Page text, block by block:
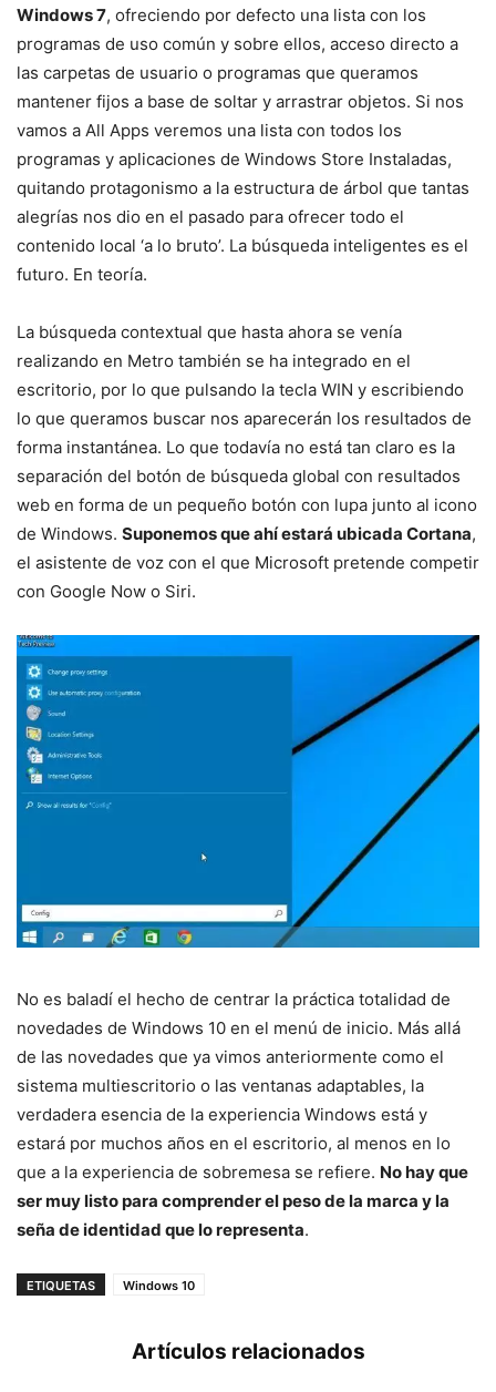
Windows 7, ofreciendo por defecto una lista con los
programas de uso común y sobre ellos, acceso directo a
las carpetas de usuario o programas que queramos
mantener fijos a base de soltar y arrastrar objetos. Si nos
vamos a All Apps veremos una lista con todos los
programas y aplicaciones de Windows Store Instaladas,
quitando protagonismo a la estructura de árbol que tantas
alegrías nos dio en el pasado para ofrecer todo el
contenido local ‘a lo bruto’. La búsqueda inteligentes es el
futuro. En teoría.
La búsqueda contextual que hasta ahora se venía
realizando en Metro también se ha integrado en el
escritorio, por lo que pulsando la tecla WIN y escribiendo
lo que queramos buscar nos aparecerán los resultados de
forma instantánea. Lo que todavía no está tan claro es la
separación del botón de búsqueda global con resultados
web en forma de un pequeño botón con lupa junto al icono
de Windows. Suponemos que ahí estará ubicada Cortana,
el asistente de voz con el que Microsoft pretende competir
con Google Now o Siri.
No es baladí el hecho de centrar la práctica totalidad de
novedades de Windows 10 en el menú de inicio. Más allá
de las novedades que ya vimos anteriormente como el
sistema multiescritorio o las ventanas adaptables, la
verdadera esencia de la experiencia Windows está y
estará por muchos años en el escritorio, al menos en lo
que a la experiencia de sobremesa se refiere. No hay que
ser muy listo para comprender el peso de la marca y la
seña de identidad que lo representa.
ETIQUETAS Windows 10
Artículos relacionados